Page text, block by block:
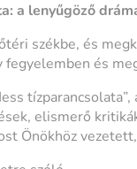
a lenyűgöző
székbe, és
és
elismerő
Önökhöz